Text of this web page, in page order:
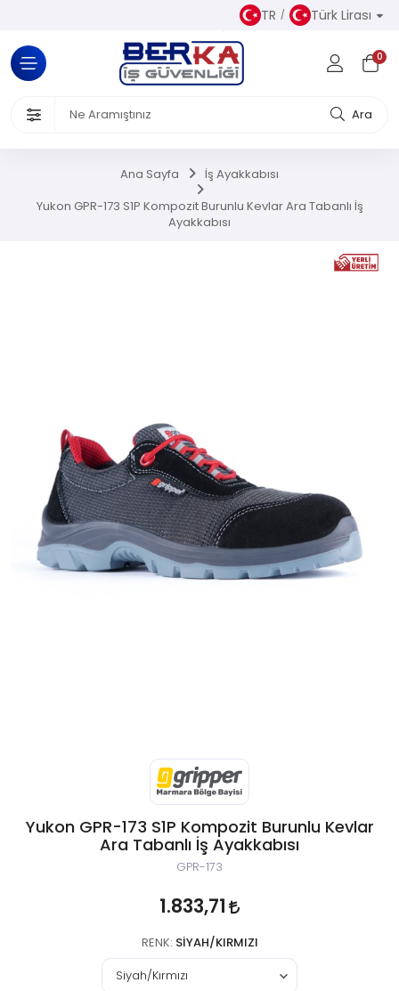
TR Türk Lirası
0
Ara
Kıyafetler
Ürünleri
Ana Sayfa İş Ayakkabısı
Yukon GPR-173 S1P Kompozit Burunlu Kevlar Ara Tabanlı İş
Ayakkabısı
Yukon GPR-173 S1P Kompozit Burunlu Kevlar
Ara Tabanlı İş Ayakkabısı
GPR-173
1.833,71
RENK: SIYAH/KIRMIZI